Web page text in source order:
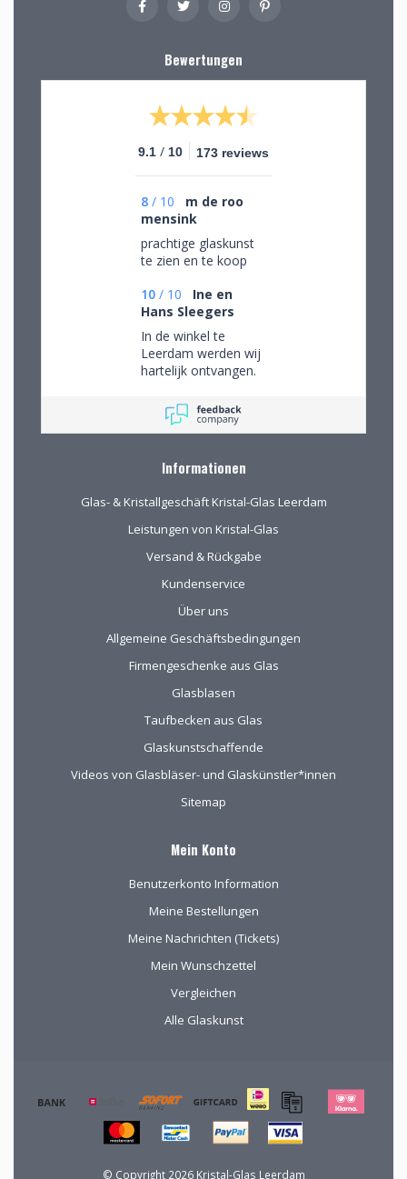
Bewertungen
9.1 / 10 173 reviews
8 / 10
m de roo
mensink
prachtige glaskunst
te zien en te koop
10 / 10
Ine en
Hans Sleegers
In de winkel te
Leerdam werden wij
hartelijk ontvangen.
rondkijken om alle
aanwezige pracht te
bewonderen en
de juiste keuzes te
van ver kwamen
werd de aangeboden
gewaardeerd.
Informationen
Glas- & Kristallgeschäft Kristal-Glas Leerdam
Leistungen von Kristal-Glas
Versand & Rückgabe
Kundenservice
Über uns
Allgemeine Geschäftsbedingungen
Firmengeschenke aus Glas
Glasblasen
Taufbecken aus Glas
Glaskunstschaffende
Videos von Glasbläser- und Glaskünstler*innen
Sitemap
Mein Konto
Benutzerkonto Information
Meine Bestellungen
Meine Nachrichten (Tickets)
Mein Wunschzettel
Vergleichen
Alle Glaskunst
© Copyright 2026 Kristal-Glas Leerdam